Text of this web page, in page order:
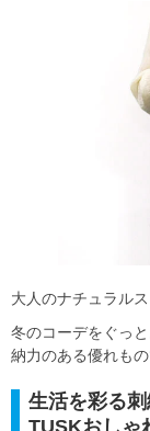
大人のナチュラル
冬のコーデをぐっ
納力のある優れもの
生活を彩る